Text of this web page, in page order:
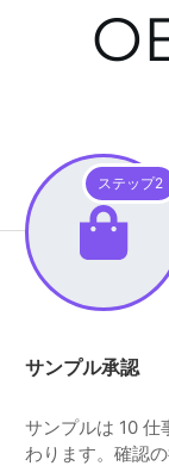
ステップ2
サンプル承認
サンプルは 10 仕
わります。確認